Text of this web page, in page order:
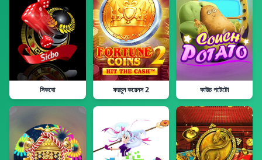
সিকবো ফরচুন কয়েনস 2 কাউচ পটেটো